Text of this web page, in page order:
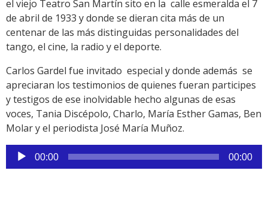
el viejo Teatro San Martín sito en la calle esmeralda el 7
de abril de 1933 y donde se dieran cita más de un
centenar de las más distinguidas personalidades del
tango, el cine, la radio y el deporte.
Carlos Gardel fue invitado especial y donde además se
apreciaran los testimonios de quienes fueran participes
y testigos de ese inolvidable hecho algunas de esas
voces, Tania Discépolo, Charlo, María Esther Gamas, Ben
Molar y el periodista José María Muñoz.
Reproductor
de
00:00 00:00